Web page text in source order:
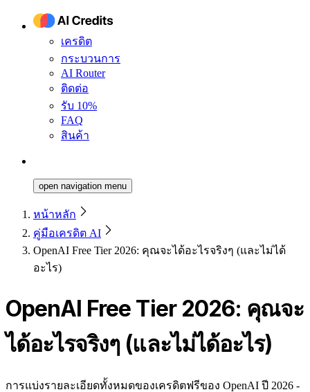
เครดิต
กระบวนการ
AI Router
ติดต่อ
รับ 10%
FAQ
สินค้า
open navigation menu
หน้าหลัก
คู่มือเครดิต AI
OpenAI Free Tier 2026: คุณจะได้อะไรจริงๆ (และไม่ได้
อะไร)
OpenAI Free Tier 2026: คุณจะ
ได้อะไรจริงๆ (และไม่ได้อะไร)
การแบ่งรายละเอียดทั้งหมดของเครดิตฟรีของ OpenAI ปี 2026 -